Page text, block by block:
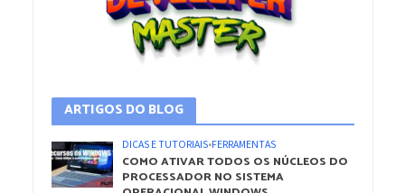
ARTIGOS DO BLOG
DICAS E TUTORIAIS•FERRAMENTAS
COMO ATIVAR TODOS OS NÚCLEOS DO
PROCESSADOR NO SISTEMA